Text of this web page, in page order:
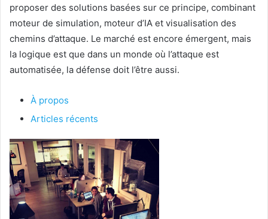
proposer des solutions basées sur ce principe, combinant
moteur de simulation, moteur d’IA et visualisation des
chemins d’attaque. Le marché est encore émergent, mais
la logique est que dans un monde où l’attaque est
automatisée, la défense doit l’être aussi.
À propos
Articles récents